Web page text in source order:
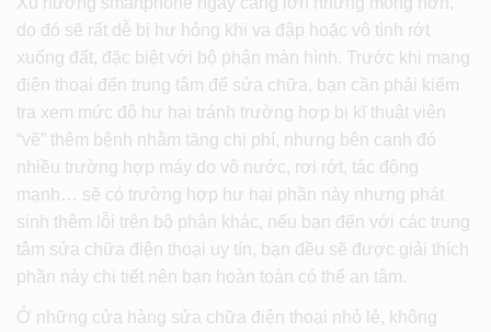
do đó sẽ rất dễ bị hư hỏng khi va đập hoặc vô tình rớt
xuống đất, đặc biệt với bộ phận màn hình. Trước khi mang
điện thoại đến trung tâm để sửa chữa, bạn cần phải kiểm
tra xem mức độ hư hại tránh trường hợp bị kĩ thuật viên
“vẽ” thêm bệnh nhằm tăng chi phí, nhưng bên cạnh đó
nhiều trường hợp máy do vô nước, rơi rớt, tác động
mạnh… sẽ có trường hợp hư hại phần này nhưng phát
sinh thêm lỗi trên bộ phận khác, nếu bạn đến với các trung
tâm sửa chữa điện thoại uy tín, bạn đều sẽ được giải thích
phần này chi tiết nên bạn hoàn toàn có thể an tâm.
Ở những cửa hàng sửa chữa điện thoại nhỏ lẻ, không